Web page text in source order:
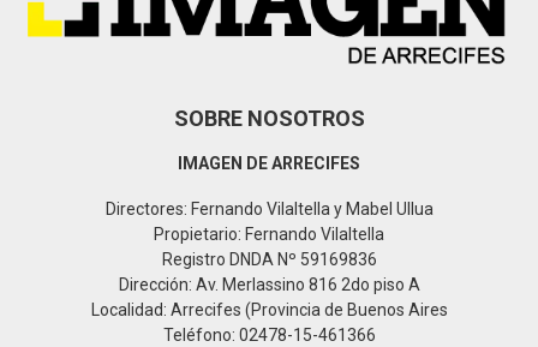
SOBRE NOSOTROS
IMAGEN DE ARRECIFES
Directores: Fernando Vilaltella y Mabel Ullua
Propietario: Fernando Vilaltella
Registro DNDA Nº 59169836
Dirección: Av. Merlassino 816 2do piso A
Localidad: Arrecifes (Provincia de Buenos Aires
Teléfono: 02478-15-461366